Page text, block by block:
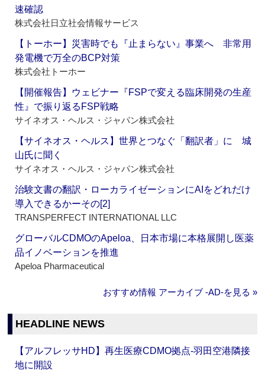
速確認
株式会社日立社会情報サービス
【トーホー】災害時でも『止まらない』事業へ 非常用
発電機で万全のBCP対策
株式会社トーホー
【開催報告】ウェビナー『FSPで変える臨床開発の生産
性』で振り返るFSP戦略
サイネオス・ヘルス・ジャパン株式会社
【サイネオス・ヘルス】世界とつなぐ「翻訳者」に 城
山氏に聞く
サイネオス・ヘルス・ジャパン株式会社
治験文書の翻訳・ローカライゼーションにAIをどれだけ
導入できるかーその[2]
TRANSPERFECT INTERNATIONAL LLC
グローバルCDMOのApeloa、日本市場に本格展開し医薬
品イノベーションを推進
Apeloa Pharmaceutical
おすすめ情報 アーカイブ ‐AD‐を見る »
HEADLINE NEWS
【アルフレッサHD】再生医療CDMO拠点‐羽田空港隣接
地に開設